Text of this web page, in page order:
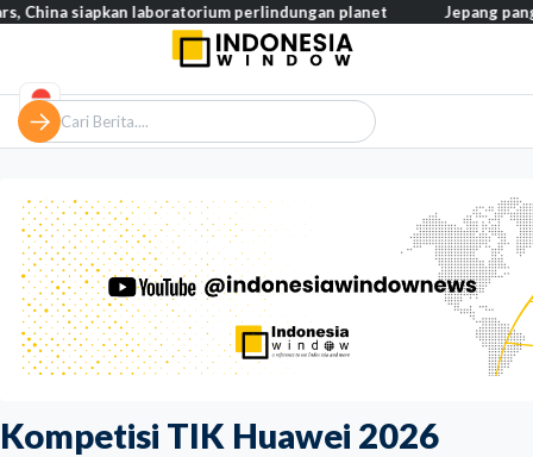
Kompetisi TIK Huawei 2026
laboratorium perlindungan planet Jepang pangkas